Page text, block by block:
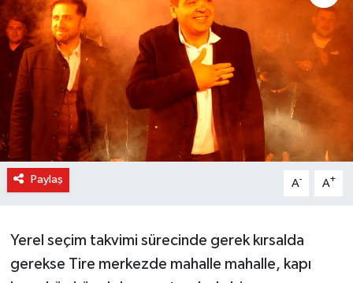
Paylaş A- A+
Yerel seçim takvimi sürecinde gerek kırsalda
gerekse Tire merkezde mahalle mahalle, kapı